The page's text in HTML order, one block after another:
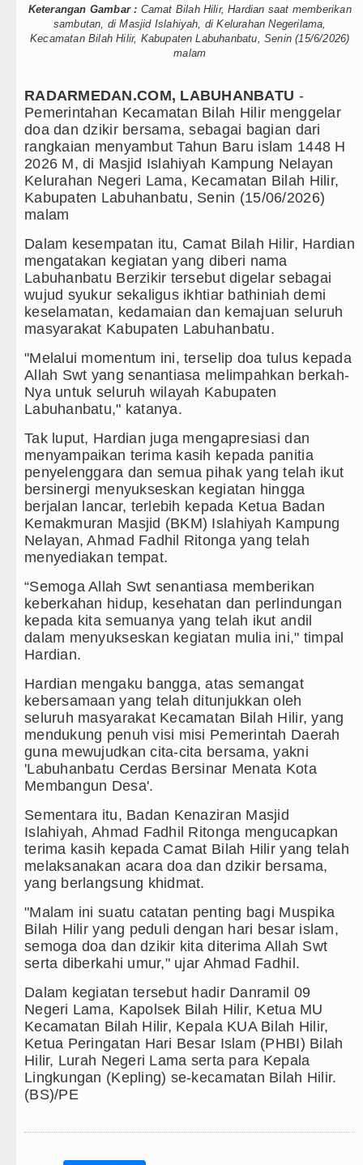
Duta Genre Harus Jadi Penggerak Remaja, Rico
Peringati Hari Anak 2026, TP PKK Sumut Ajak
Dugaan Penyimpangan Dana BOS TA 2025,
Risiko Tertular HIV/AIDS Melalui Hubungan
Bertekad Pulang Mantan PM Bangladesh Sheikh
PSG vs Manchester United Laga Persahabatan di
Real Madrid Tandang ke Ferencvaros
Bupati Taput Sambut Kunjungan Kapolda Sumut
Gubsu Bobby Prioritaskan Infrastruktur Nias Utara,
Duta Genre Harus Jadi Penggerak Remaja, Rico
Peringati Hari Anak 2026, TP PKK Sumut Ajak
Dugaan Penyimpangan Dana BOS TA 2025,
Risiko Tertular HIV/AIDS Melalui Hubungan
Keterangan Gambar : Camat Bilah Hilir, Hardian saat memberikan
sambutan, di Masjid Islahiyah, di Kelurahan Negerilama,
Kecamatan Bilah Hilir, Kabupaten Labuhanbatu, Senin (15/6/2026)
malam
RADARMEDAN.COM, LABUHANBATU -
Pemerintahan Kecamatan Bilah Hilir menggelar
doa dan dzikir bersama, sebagai bagian dari
rangkaian menyambut Tahun Baru islam 1448 H
2026 M, di Masjid Islahiyah Kampung Nelayan
Kelurahan Negeri Lama, Kecamatan Bilah Hilir,
Kabupaten Labuhanbatu, Senin (15/06/2026)
malam
Dalam kesempatan itu, Camat Bilah Hilir, Hardian
mengatakan kegiatan yang diberi nama
Labuhanbatu Berzikir tersebut digelar sebagai
wujud syukur sekaligus ikhtiar bathiniah demi
keselamatan, kedamaian dan kemajuan seluruh
masyarakat Kabupaten Labuhanbatu.
"Melalui momentum ini, terselip doa tulus kepada
Allah Swt yang senantiasa melimpahkan berkah-
Nya untuk seluruh wilayah Kabupaten
Labuhanbatu," katanya.
Tak luput, Hardian juga mengapresiasi dan
menyampaikan terima kasih kepada panitia
penyelenggara dan semua pihak yang telah ikut
bersinergi menyukseskan kegiatan hingga
berjalan lancar, terlebih kepada Ketua Badan
Kemakmuran Masjid (BKM) Islahiyah Kampung
Nelayan, Ahmad Fadhil Ritonga yang telah
menyediakan tempat.
“Semoga Allah Swt senantiasa memberikan
keberkahan hidup, kesehatan dan perlindungan
kepada kita semuanya yang telah ikut andil
dalam menyukseskan kegiatan mulia ini," timpal
Hardian.
Hardian mengaku bangga, atas semangat
kebersamaan yang telah ditunjukkan oleh
seluruh masyarakat Kecamatan Bilah Hilir, yang
mendukung penuh visi misi Pemerintah Daerah
guna mewujudkan cita-cita bersama, yakni
'Labuhanbatu Cerdas Bersinar Menata Kota
Membangun Desa'.
Sementara itu, Badan Kenaziran Masjid
Islahiyah, Ahmad Fadhil Ritonga mengucapkan
terima kasih kepada Camat Bilah Hilir yang telah
melaksanakan acara doa dan dzikir bersama,
yang berlangsung khidmat.
"Malam ini suatu catatan penting bagi Muspika
Bilah Hilir yang peduli dengan hari besar islam,
semoga doa dan dzikir kita diterima Allah Swt
serta diberkahi umur," ujar Ahmad Fadhil.
Dalam kegiatan tersebut hadir Danramil 09
Negeri Lama, Kapolsek Bilah Hilir, Ketua MU
Kecamatan Bilah Hilir, Kepala KUA Bilah Hilir,
Ketua Peringatan Hari Besar Islam (PHBI) Bilah
Hilir, Lurah Negeri Lama serta para Kepala
Lingkungan (Kepling) se-kecamatan Bilah Hilir.
(BS)/PE